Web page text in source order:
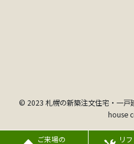
© 2023 札幌の新築注文住宅・一戸
house
ご来場の リ